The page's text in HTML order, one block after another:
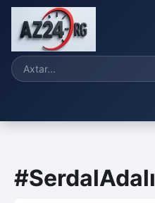
#SerdalAdalı